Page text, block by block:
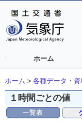
ホーム
ホーム > 各種データ・資
１時間ごとの値